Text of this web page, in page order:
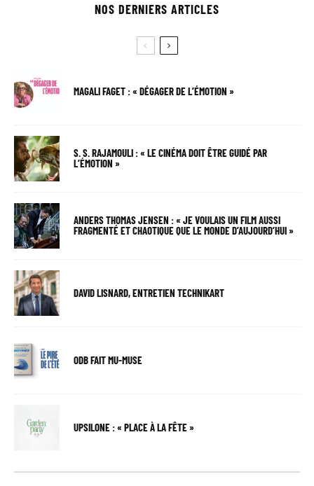
NOS DERNIERS ARTICLES
MAGALI FAGET : « DÉGAGER DE L’ÉMOTION »
S. S. RAJAMOULI : « LE CINÉMA DOIT ÊTRE GUIDÉ PAR
L’ÉMOTION »
ANDERS THOMAS JENSEN : « JE VOULAIS UN FILM AUSSI
FRAGMENTÉ ET CHAOTIQUE QUE LE MONDE D’AUJOURD’HUI »
DAVID LISNARD, ENTRETIEN TECHNIKART
ODB FAIT MU-MUSE
UPSILONE : « PLACE À LA FÊTE »